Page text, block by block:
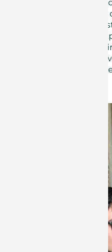
bewältigen. Uns trägt
zur Welt gekommen
es ist, uns aus allen
Glaube bewähren. Der
Bedrängnis Geduld
lässt nicht zuschanden
heiligen Geist, der uns